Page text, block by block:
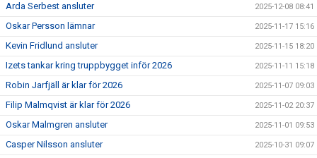
Arda Serbest ansluter 2025-12-08 08:41
Oskar Persson lämnar 2025-11-17 15:16
Kevin Fridlund ansluter 2025-11-15 18:20
Izets tankar kring truppbygget inför 2026 2025-11-11 15:18
Robin Jarfjäll är klar för 2026 2025-11-07 09:03
Filip Malmqvist är klar för 2026 2025-11-02 20:37
Oskar Malmgren ansluter 2025-11-01 09:53
Casper Nilsson ansluter 2025-10-31 09:07